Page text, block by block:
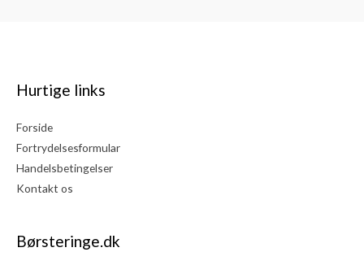
Hurtige links
Forside
Fortrydelsesformular
Handelsbetingelser
Kontakt os
Børsteringe.dk